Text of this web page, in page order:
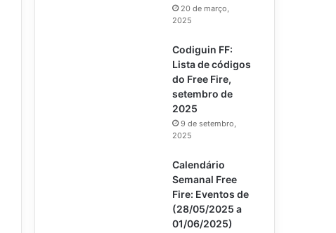
20 de março,
2025
Codiguin FF:
Lista de códigos
do Free Fire,
setembro de
2025
9 de setembro,
2025
Calendário
Semanal Free
Fire: Eventos de
(28/05/2025 a
01/06/2025)